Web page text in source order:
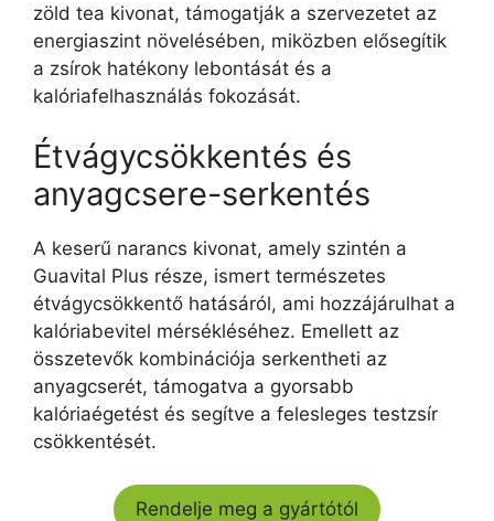
zöld tea kivonat, támogatják a szervezetet az
energiaszint növelésében, miközben elősegítik
a zsírok hatékony lebontását és a
kalóriafelhasználás fokozását.
Étvágycsökkentés és
anyagcsere-serkentés
A keserű narancs kivonat, amely szintén a
Guavital Plus része, ismert természetes
étvágycsökkentő hatásáról, ami hozzájárulhat a
kalóriabevitel mérsékléséhez. Emellett az
összetevők kombinációja serkentheti az
anyagcserét, támogatva a gyorsabb
kalóriaégetést és segítve a felesleges testzsír
csökkentését.
Rendelje meg a gyártótól